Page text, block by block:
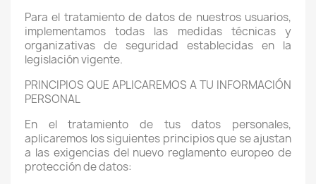
Para el tratamiento de datos de nuestros usuarios,
implementamos todas las medidas técnicas y
organizativas de seguridad establecidas en la
legislación vigente.
PRINCIPIOS QUE APLICAREMOS A TU INFORMACIÓN
PERSONAL
En el tratamiento de tus datos personales,
aplicaremos los siguientes principios que se ajustan
a las exigencias del nuevo reglamento europeo de
protección de datos: